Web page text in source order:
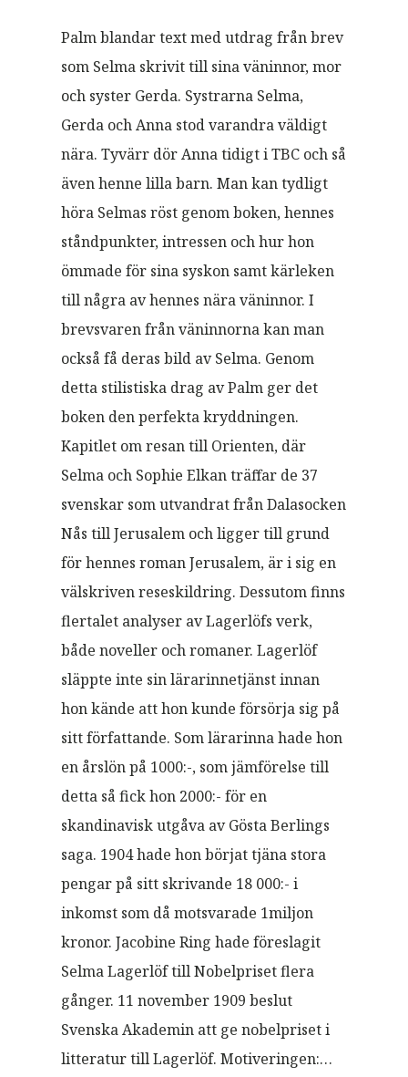
Palm blandar text med utdrag från brev
som Selma skrivit till sina väninnor, mor
och syster Gerda. Systrarna Selma,
Gerda och Anna stod varandra väldigt
nära. Tyvärr dör Anna tidigt i TBC och så
även henne lilla barn. Man kan tydligt
höra Selmas röst genom boken, hennes
ståndpunkter, intressen och hur hon
ömmade för sina syskon samt kärleken
till några av hennes nära väninnor. I
brevsvaren från väninnorna kan man
också få deras bild av Selma. Genom
detta stilistiska drag av Palm ger det
boken den perfekta kryddningen.
Kapitlet om resan till Orienten, där
Selma och Sophie Elkan träffar de 37
svenskar som utvandrat från Dalasocken
Nås till Jerusalem och ligger till grund
för hennes roman Jerusalem, är i sig en
välskriven reseskildring. Dessutom finns
flertalet analyser av Lagerlöfs verk,
både noveller och romaner. Lagerlöf
släppte inte sin lärarinnetjänst innan
hon kände att hon kunde försörja sig på
sitt författande. Som lärarinna hade hon
en årslön på 1000:-, som jämförelse till
detta så fick hon 2000:- för en
skandinavisk utgåva av Gösta Berlings
saga. 1904 hade hon börjat tjäna stora
pengar på sitt skrivande 18 000:- i
inkomst som då motsvarade 1miljon
kronor. Jacobine Ring hade föreslagit
Selma Lagerlöf till Nobelpriset flera
gånger. 11 november 1909 beslut
Svenska Akademin att ge nobelpriset i
litteratur till Lagerlöf. Motiveringen:…